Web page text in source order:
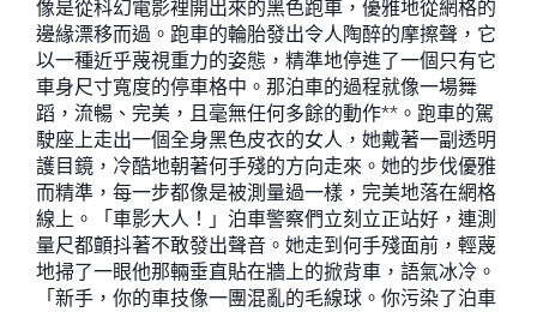
像是從科幻電影裡開出來的黑色跑車，優雅地從網格的
邊緣漂移而過。跑車的輪胎發出令人陶醉的摩擦聲，它
以一種近乎蔑視重力的姿態，精準地停進了一個只有它
車身尺寸寬度的停車格中。那泊車的過程就像一場舞
蹈，流暢、完美，且毫無任何多餘的動作**。跑車的駕
駛座上走出一個全身黑色皮衣的女人，她戴著一副透明
護目鏡，冷酷地朝著何手殘的方向走來。她的步伐優雅
而精準，每一步都像是被測量過一樣，完美地落在網格
線上。「車影大人！」泊車警察們立刻立正站好，連測
量尺都顫抖著不敢發出聲音。她走到何手殘面前，輕蔑
地掃了一眼他那輛垂直貼在牆上的掀背車，語氣冰冷。
「新手，你的車技像一團混亂的毛線球。你污染了泊車